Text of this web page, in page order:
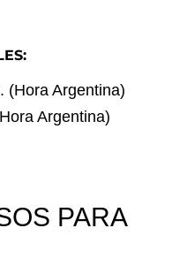
(Hora Argentina)
Argentina)
PARA